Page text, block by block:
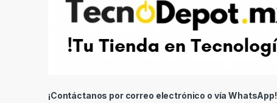
¡Contáctanos por correo electrónico o vía WhatsApp!